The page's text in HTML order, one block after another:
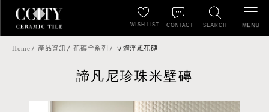
SEARCH
WISH LIST CONTACT MENU
Home 產品資訊 花磚全系列 立體浮雕花磚
諦凡尼珍珠米壁磚